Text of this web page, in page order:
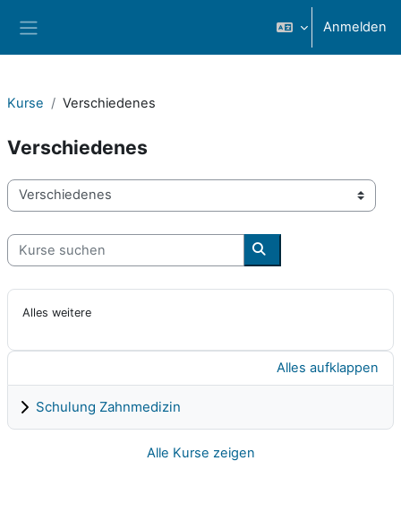
Anmelden
Kurse Verschiedenes
Verschiedenes
Kursbereiche
Kurse suchen
Kurse suchen
Alles weitere
Alles aufklappen
Schulung Zahnmedizin
Alle Kurse zeigen